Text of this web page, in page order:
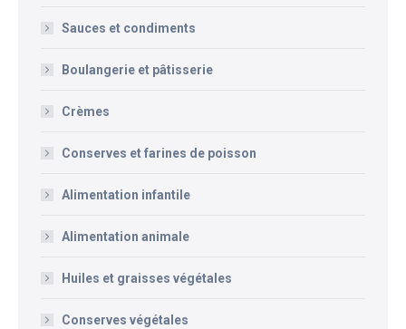
Sauces et condiments
Boulangerie et pâtisserie
Crèmes
Conserves et farines de poisson
Alimentation infantile
Alimentation animale
Huiles et graisses végétales
Conserves végétales